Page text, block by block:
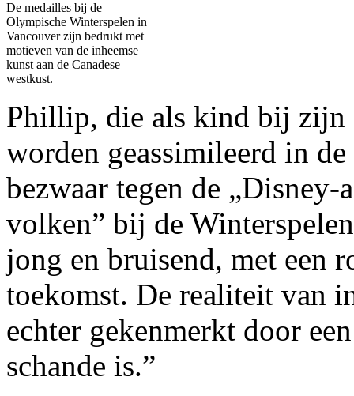
De medailles bij de
Olympische Winterspelen in
Vancouver zijn bedrukt met
motieven van de inheemse
kunst aan de Canadese
westkust.
Phillip, die als kind bij zijn
worden geassimileerd in
bezwaar tegen de
volken” bij de
jong en bruisend, met een
toekomst. De realiteit van
echter gekenmerkt door
schande is.”